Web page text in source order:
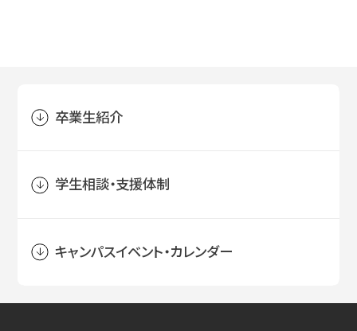
卒業生紹介
学生相談・支援体制
キャンパスイベント・カレンダー